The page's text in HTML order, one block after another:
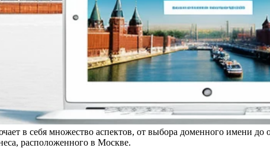
в себя множество аспектов, от выбора доменного имени
расположенного в Москве.